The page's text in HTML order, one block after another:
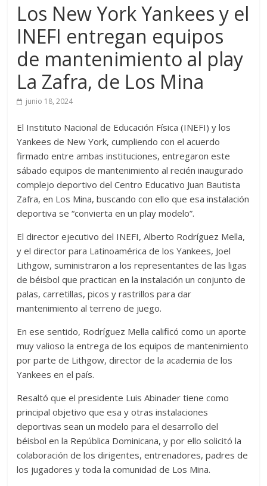
Los New York Yankees y el
INEFI entregan equipos
de mantenimiento al play
La Zafra, de Los Mina
junio 18, 2024
El Instituto Nacional de Educación Física (INEFI) y los
Yankees de New York, cumpliendo con el acuerdo
firmado entre ambas instituciones, entregaron este
sábado equipos de mantenimiento al recién inaugurado
complejo deportivo del Centro Educativo Juan Bautista
Zafra, en Los Mina, buscando con ello que esa instalación
deportiva se “convierta en un play modelo”.
El director ejecutivo del INEFI, Alberto Rodríguez Mella,
y el director para Latinoamérica de los Yankees, Joel
Lithgow, suministraron a los representantes de las ligas
de béisbol que practican en la instalación un conjunto de
palas, carretillas, picos y rastrillos para dar
mantenimiento al terreno de juego.
En ese sentido, Rodríguez Mella calificó como un aporte
muy valioso la entrega de los equipos de mantenimiento
por parte de Lithgow, director de la academia de los
Yankees en el país.
Resaltó que el presidente Luis Abinader tiene como
principal objetivo que esa y otras instalaciones
deportivas sean un modelo para el desarrollo del
béisbol en la República Dominicana, y por ello solicitó la
colaboración de los dirigentes, entrenadores, padres de
los jugadores y toda la comunidad de Los Mina.